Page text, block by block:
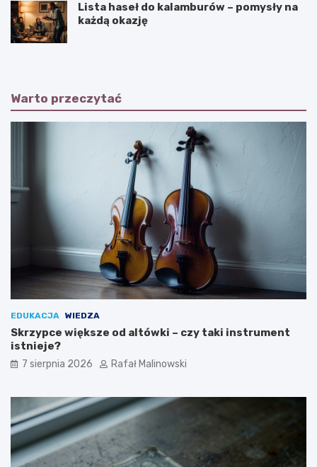
Lista haseł do kalamburów – pomysły na
każdą okazję
Warto przeczytać
EDUKACJA WIEDZA
Skrzypce większe od altówki – czy taki instrument
istnieje?
7 sierpnia 2026 Rafał Malinowski